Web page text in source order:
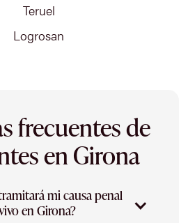
Teruel
Logrosan
frecuentes de
en Girona
mi causa penal
en Girona?